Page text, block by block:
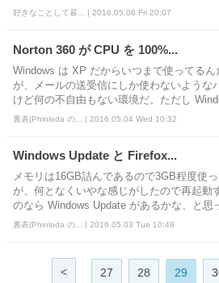
好きなことして暮... | 2016.05.06 Fri 20:07
Norton 360 が CPU を 100%...
Windows は XP だからいつまで使ってる
が、メールの送受信にしか使わないような
けど何の不自由もない環境だ。ただし
裏表(Phinloda の... | 2016.05.04 Wed 10:32
Windows Update と Firefox...
メモリは16GB詰んであるので3GB程度使
が、何となくいやな感じがしたので再起動
のなら Windows Update があるかな、と思
裏表(Phinloda の... | 2016.05.03 Tue 10:49
< 27 28 29